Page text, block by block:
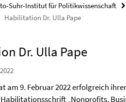
Suhr-Institut für Politikwissenschaft
Habilitation Dr. Ulla Pape
Dr. Ulla Pape
am 9. Februar 2022 erfolgreich
„Nonprofits,